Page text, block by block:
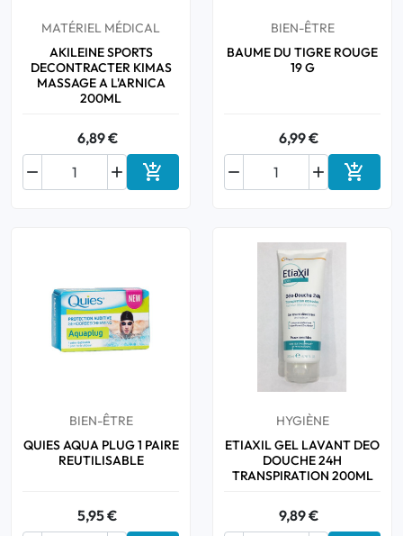
MATÉRIEL MÉDICAL
AKILEINE SPORTS
DECONTRACTER KIMAS
MASSAGE A L'ARNICA
200ML
6,89 €

 Ajouter au panier
BIEN-ÊTRE
BAUME DU TIGRE ROUGE
19 G
6,99 €

 
BIEN-ÊTRE
QUIES AQUA PLUG 1 PAIRE
REUTILISABLE
5,95 €
HYGIÈNE
ETIAXIL GEL LAVANT DEO
DOUCHE 24H
TRANSPIRATION 200ML
9,89 €